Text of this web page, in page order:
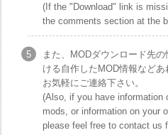
(If the "Download" link is
the comments section at the
また、MODダウンロード先
ける自作したMOD情報などあ
お気軽にご連絡下さい。
(Also, if you have information
mods, or information on your
please feel free to contact us